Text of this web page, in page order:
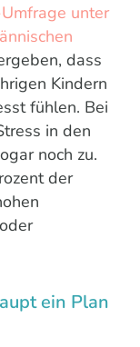
unter
dass
Kindern
fühlen. Bei
in den
noch zu.
der
ein Plan